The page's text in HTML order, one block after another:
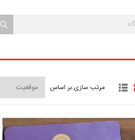
مرتب سازی بر اساس